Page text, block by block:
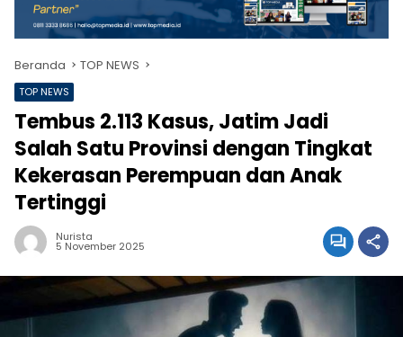
Beranda TOP NEWS
TOP NEWS
Tembus 2.113 Kasus, Jatim Jadi
Salah Satu Provinsi dengan Tingkat
Kekerasan Perempuan dan Anak
Tertinggi
Nurista
5 November 2025